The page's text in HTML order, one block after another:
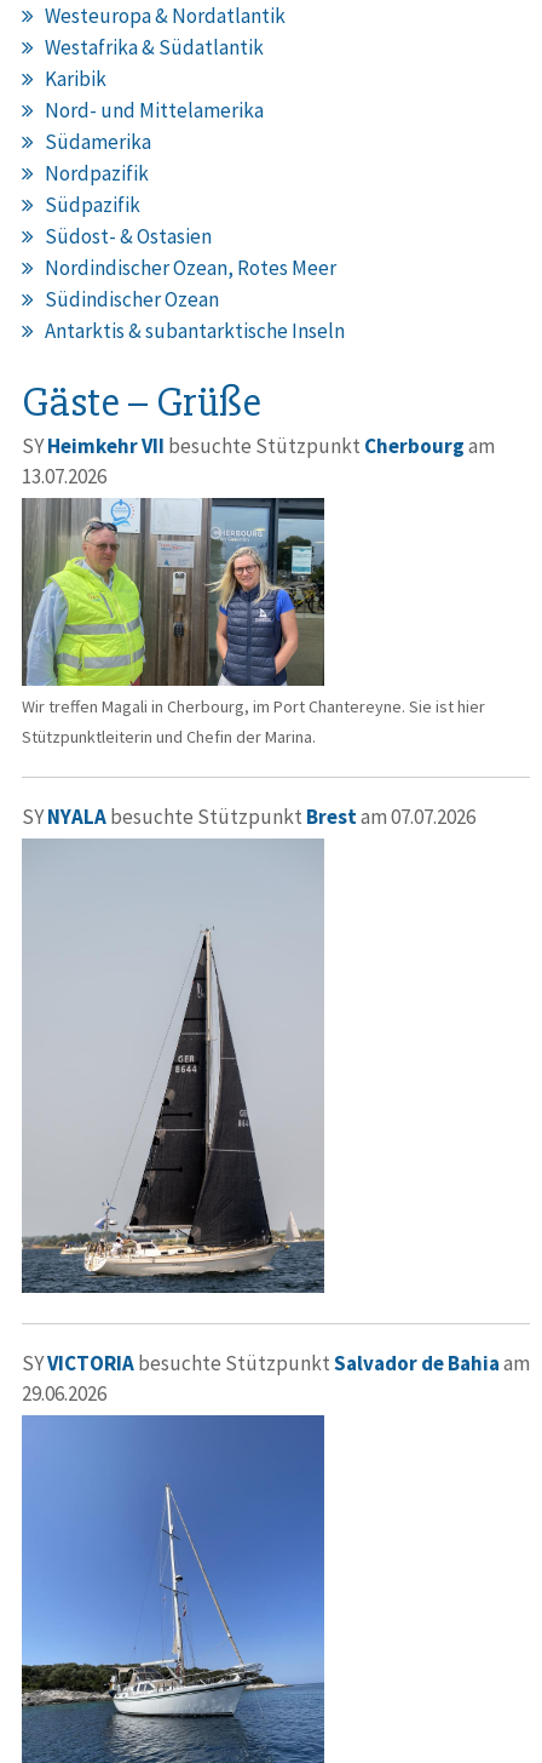
Westeuropa & Nordatlantik
Westafrika & Südatlantik
Karibik
Nord- und Mittelamerika
Südamerika
Nordpazifik
Südpazifik
Südost- & Ostasien
Nordindischer Ozean, Rotes Meer
Südindischer Ozean
Antarktis & subantarktische Inseln
Gäste – Grüße
SYHeimkehr VII besuchte Stützpunkt Cherbourgam
13.07.2026
Wir treffen Magali in Cherbourg, im Port Chantereyne. Sie ist hier
Stützpunktleiterin und Chefin der Marina.
SYNYALAbesuchte Stützpunkt Brestam 07.07.2026
SYVICTORIAbesuchte StützpunktSalvador de Bahiaam
29.06.2026